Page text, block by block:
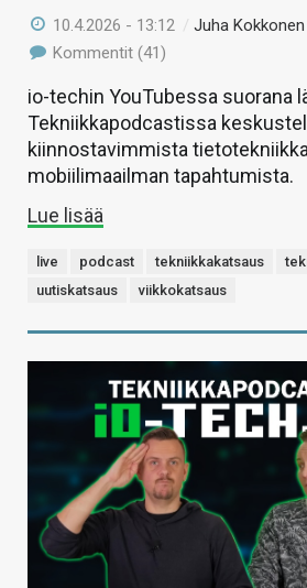
10.4.2026 - 13:12 /Juha Kokkonen
Kommentit (41)
io-techin YouTubessa suorana
Tekniikkapodcastissa
kiinnostavimmista
mobiilimaailman tapahtumista.
Lue lisää
live podcast tekniikkakatsaus
uutiskatsaus
viikkokatsaus